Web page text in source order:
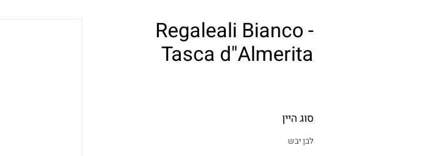
Regaleali Bianco -
Tasca d"Almerita
סוג היין
לבן יבש